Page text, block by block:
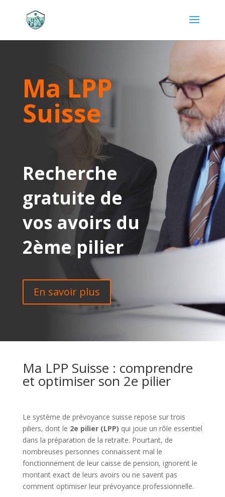
Ma LPP
Suisse
Recherche
gratuite de
vos avoirs du
2ème pilier
En savoir plus
Ma LPP Suisse : comprendre
et optimiser son 2e pilier
Le système de prévoyance suisse repose sur trois
piliers, dont le 2e pilier (LPP) qui joue un rôle essentiel
dans la préparation de la retraite. Pourtant, de
nombreuses personnes connaissent mal le
fonctionnement de leur caisse de pension, ignorent le
montant exact de leurs avoirs ou ne savent pas
comment optimiser leur prévoyance professionnelle.